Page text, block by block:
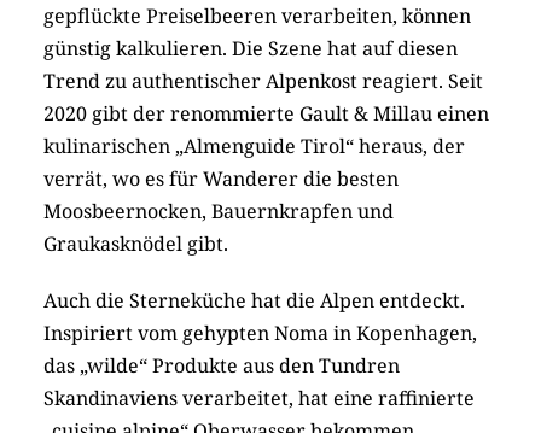
gepflückte Preiselbeeren verarbeiten, können
günstig kalkulieren. Die Szene hat auf diesen
Trend zu authentischer Alpenkost reagiert. Seit
2020 gibt der renommierte Gault & Millau einen
kulinarischen „Almenguide Tirol“ heraus, der
verrät, wo es für Wanderer die besten
Moosbeernocken, Bauernkrapfen und
Graukasknödel gibt.
Auch die Sterneküche hat die Alpen entdeckt.
Inspiriert vom gehypten Noma in Kopenhagen,
das „wilde“ Produkte aus den Tundren
Skandinaviens verarbeitet, hat eine raffinierte